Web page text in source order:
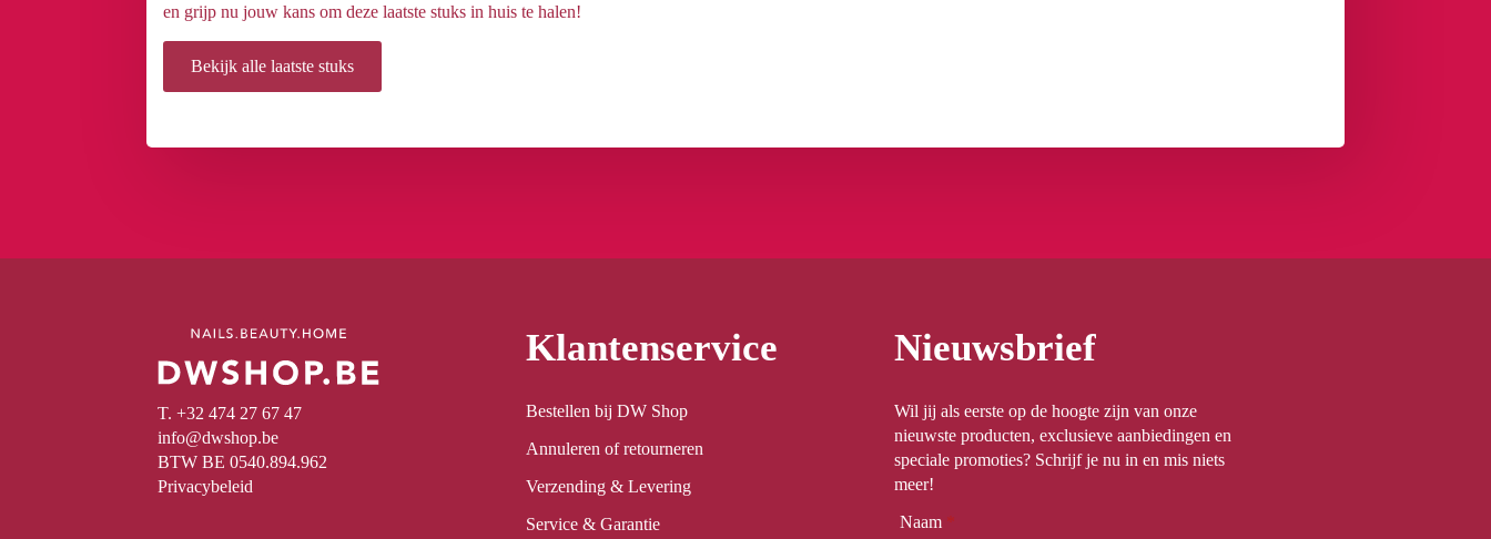
en grijp nu jouw kans om deze laatste stuks in huis te halen!
Bekijk alle laatste stuks
T. +32 474 27 67 47
info@dwshop.be
BTW BE 0540.894.962
Privacybeleid
Klantenservice
Bestellen bij DW Shop
Annuleren of retourneren
Verzending & Levering
Service & Garantie
Nieuwsbrief
Wil jij als eerste op de hoogte zijn van onze
nieuwste producten, exclusieve aanbiedingen en
speciale promoties? Schrijf je nu in en mis niets
meer!
Naam *